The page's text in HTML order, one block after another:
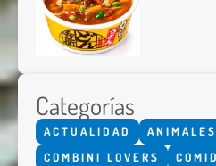
Categorías
ACTUALIDAD ANIMALES
COMBINI LOVERS